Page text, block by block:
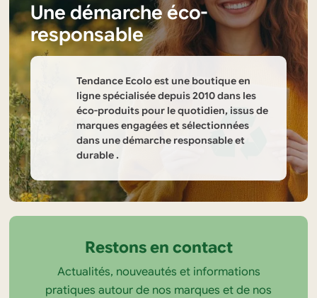
Informations
sur
boutique
Tendance
Une démarche éco-
responsable
Tendance Ecolo est une boutique en
ligne spécialisée depuis 2010 dans les
éco-produits pour le quotidien, issus de
marques engagées et sélectionnées
dans une démarche responsable et
durable .
Restons en contact
Actualités, nouveautés et informations
pratiques autour de nos marques et de nos